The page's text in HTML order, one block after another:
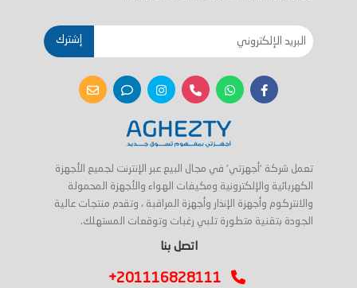
إشترك
تعمل شركة 'أجهزتي' في مجال البيع عبر الإنترنت لجميع الأجهزة
الكهربائية والإلكترونية ومكيفات الهواء والأجهزة المحمولة
والانتركوم وأجهزة الإنذار وأجهزة المراقبة ، وتقدم منتجات عالية
الجودة بتقنية متطورة تلبي رغبات وتوقعات المستهلك.
اتصل بنا
+201116828111